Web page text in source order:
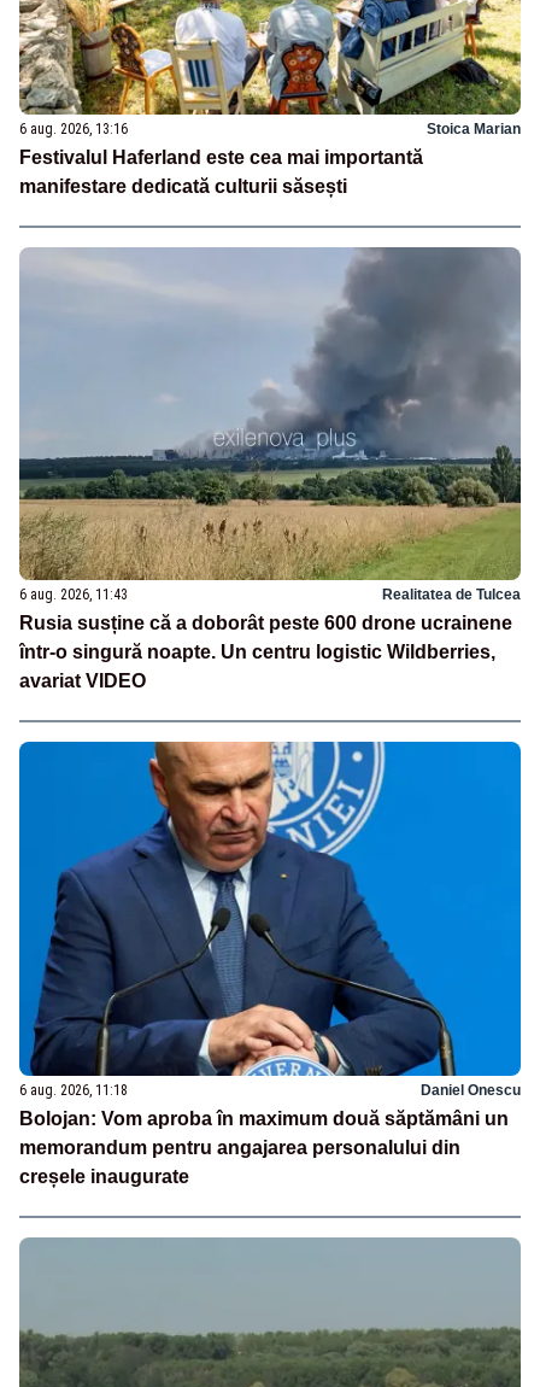
6 aug. 2026, 13:16 Stoica Marian
Festivalul Haferland este cea mai importantă
manifestare dedicată culturii săsești
6 aug. 2026, 11:43 Realitatea de Tulcea
Rusia susține că a doborât peste 600 drone ucrainene
într-o singură noapte. Un centru logistic Wildberries,
avariat VIDEO
6 aug. 2026, 11:18 Daniel Onescu
Bolojan: Vom aproba în maximum două săptămâni un
memorandum pentru angajarea personalului din
creșele inaugurate